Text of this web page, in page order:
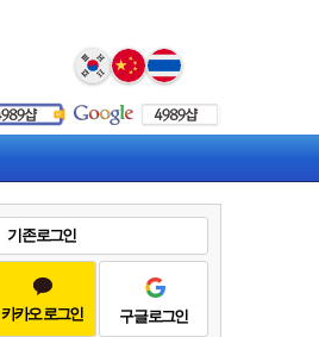
Select Language ▼
기존 로그인
카카오 로그인 구글 로그인